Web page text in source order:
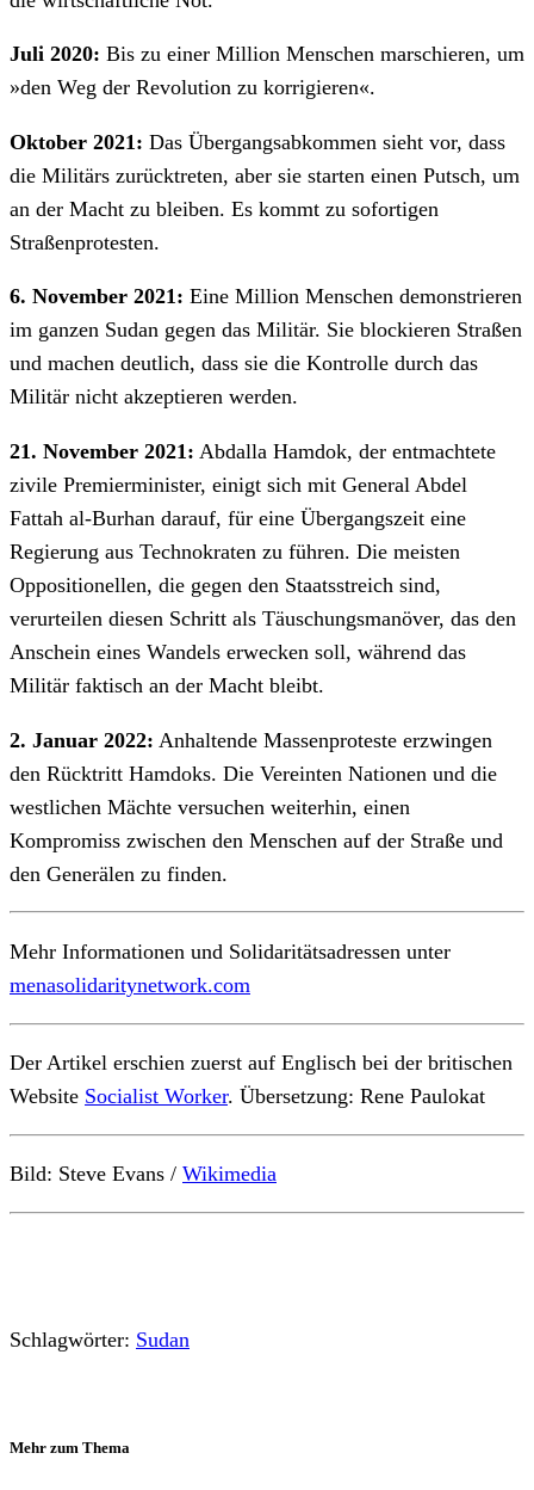
Juli 2020: Bis zu einer Million Menschen marschieren, um
»den Weg der Revolution zu korrigieren«.
Oktober 2021: Das Übergangsabkommen sieht vor, dass
die Militärs zurücktreten, aber sie starten einen Putsch, um
an der Macht zu bleiben. Es kommt zu sofortigen
Straßenprotesten.
6. November 2021: Eine Million Menschen demonstrieren
im ganzen Sudan gegen das Militär. Sie blockieren Straßen
und machen deutlich, dass sie die Kontrolle durch das
Militär nicht akzeptieren werden.
21. November 2021: Abdalla Hamdok, der entmachtete
zivile Premierminister, einigt sich mit General Abdel
Fattah al-Burhan darauf, für eine Übergangszeit eine
Regierung aus Technokraten zu führen. Die meisten
Oppositionellen, die gegen den Staatsstreich sind,
verurteilen diesen Schritt als Täuschungsmanöver, das den
Anschein eines Wandels erwecken soll, während das
Militär faktisch an der Macht bleibt.
2. Januar 2022: Anhaltende Massenproteste erzwingen
den Rücktritt Hamdoks. Die Vereinten Nationen und die
westlichen Mächte versuchen weiterhin, einen
Kompromiss zwischen den Menschen auf der Straße und
den Generälen zu finden.
Mehr Informationen und Solidaritätsadressen unter
menasolidaritynetwork.com
Der Artikel erschien zuerst auf Englisch bei der britischen
Website Socialist Worker
Bild: Steve Evans / Wikimedia
Schlagwörter: Sudan
Mehr zum Thema